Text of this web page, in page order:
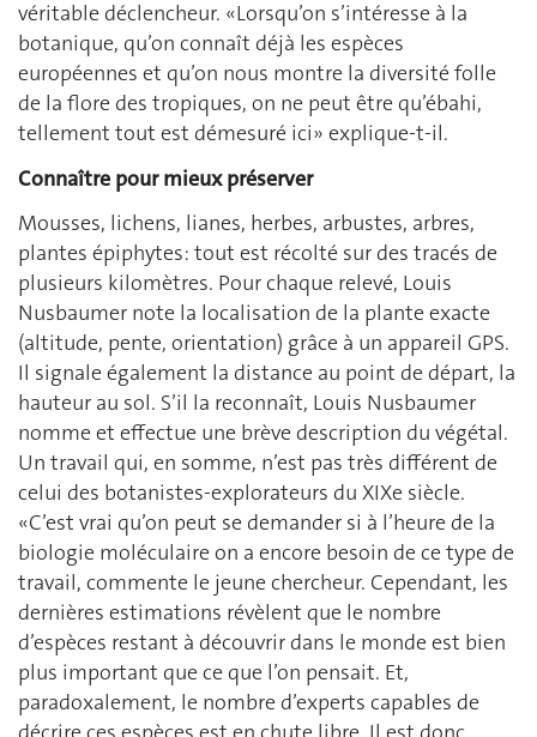
véritable déclencheur. «Lorsqu’on s’intéresse à la
botanique, qu’on connaît déjà les espèces
européennes et qu’on nous montre la diversité folle
de la flore des tropiques, on ne peut être qu’ébahi,
tellement tout est démesuré ici» explique-t-il.
Connaître pour mieux préserver
Mousses, lichens, lianes, herbes, arbustes, arbres,
plantes épiphytes: tout est récolté sur des tracés de
plusieurs kilomètres. Pour chaque relevé, Louis
Nusbaumer note la localisation de la plante exacte
(altitude, pente, orientation) grâce à un appareil GPS.
Il signale également la distance au point de départ, la
hauteur au sol. S’il la reconnaît, Louis Nusbaumer
nomme et effectue une brève description du végétal.
Un travail qui, en somme, n’est pas très différent de
celui des botanistes-explorateurs du XIXe siècle.
«C’est vrai qu’on peut se demander si à l’heure de la
biologie moléculaire on a encore besoin de ce type de
travail, commente le jeune chercheur. Cependant, les
dernières estimations révèlent que le nombre
d’espèces restant à découvrir dans le monde est bien
plus important que ce que l’on pensait. Et,
paradoxalement, le nombre d’experts capables de